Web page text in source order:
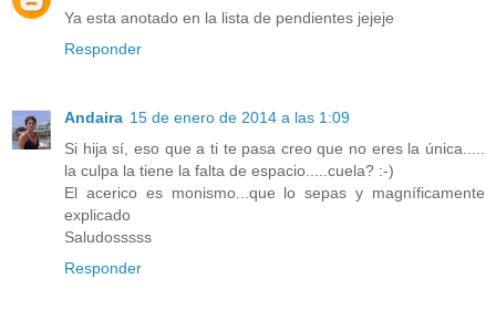
Ya esta anotado en la lista de pendientes jejeje
Responder
Andaira 15 de enero de 2014 a las 1:09
Si hija sí, eso que a ti te pasa creo que no eres la única.....
la culpa la tiene la falta de espacio.....cuela? :-)
El acerico es monismo...que lo sepas y magníficamente
explicado
Saludosssss
Responder